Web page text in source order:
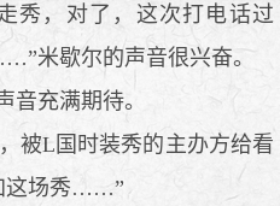
，对了，这次打电话过
米歇尔的声音很兴奋。
充满期待。
被L国时装秀的主办方给看
这场秀……”